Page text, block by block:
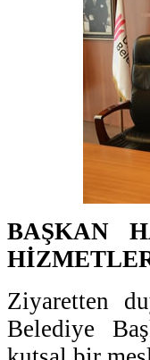
BAŞKAN
Ziyaretten
Belediye